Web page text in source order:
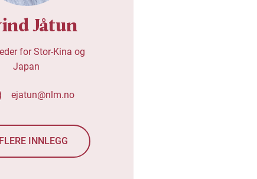
Jåtun
for Stor-Kina og
Japan
ejatun@nlm.no
INNLEGG